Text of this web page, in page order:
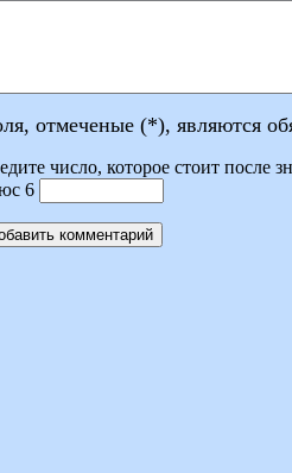
отмеченые (*), являются
число, которое стоит после
6